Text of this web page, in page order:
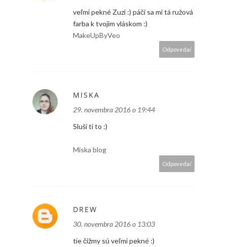
veľmi pekné Zuzi :) páči sa mi tá ružová
farba k tvojim vláskom :)
MakeUpByVeo
Odpovedať
MISKA
29. novembra 2016 o 19:44
Sluší ti to :)
Miska blog
Odpovedať
DREW
30. novembra 2016 o 13:03
tie čižmy sú veľmi pekné :)